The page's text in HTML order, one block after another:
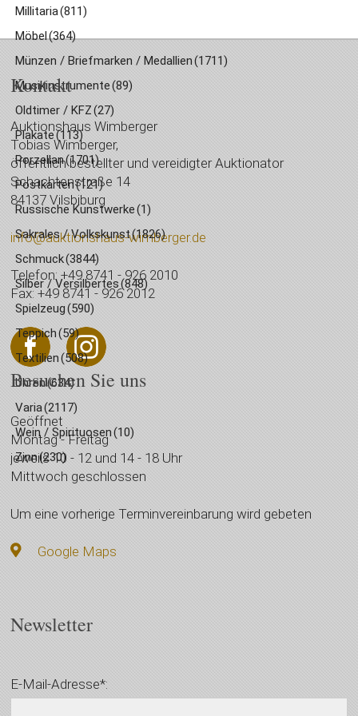
Millitaria(811)
Möbel(364)
Münzen / Briefmarken / Medallien(1711)
Musikinstrumente(89)
Oldtimer / KFZ(27)
Plakate(113)
Porzellan(1701)
Postkarten(121)
Russische Kunstwerke(1)
Sakrales / Volkskunst(1826)
Schmuck(3844)
Silber / Versilbertes(848)
Spielzeug(590)
Teppich(59)
Textilien(508)
Uhren(634)
Varia(2117)
Wein / Spirituosen(10)
Zinn(230)
Kontakt
Auktionshaus Wimberger
Tobias Wimberger,
öffentlich bestellter und vereidigter Auktionator
Schachtenstraße 14
84137 Vilsbiburg
info@auktionshaus-wimberger.de
Telefon: +49 8741 - 926 2010
Fax: +49 8741 - 926 2012
Besuchen Sie uns
Geöffnet
Montag - Freitag
jeweils 10 - 12 und 14 - 18 Uhr
Mittwoch geschlossen
Um eine vorherige Terminvereinbarung wird gebeten
Google Maps
Newsletter
E-Mail-Adresse*: